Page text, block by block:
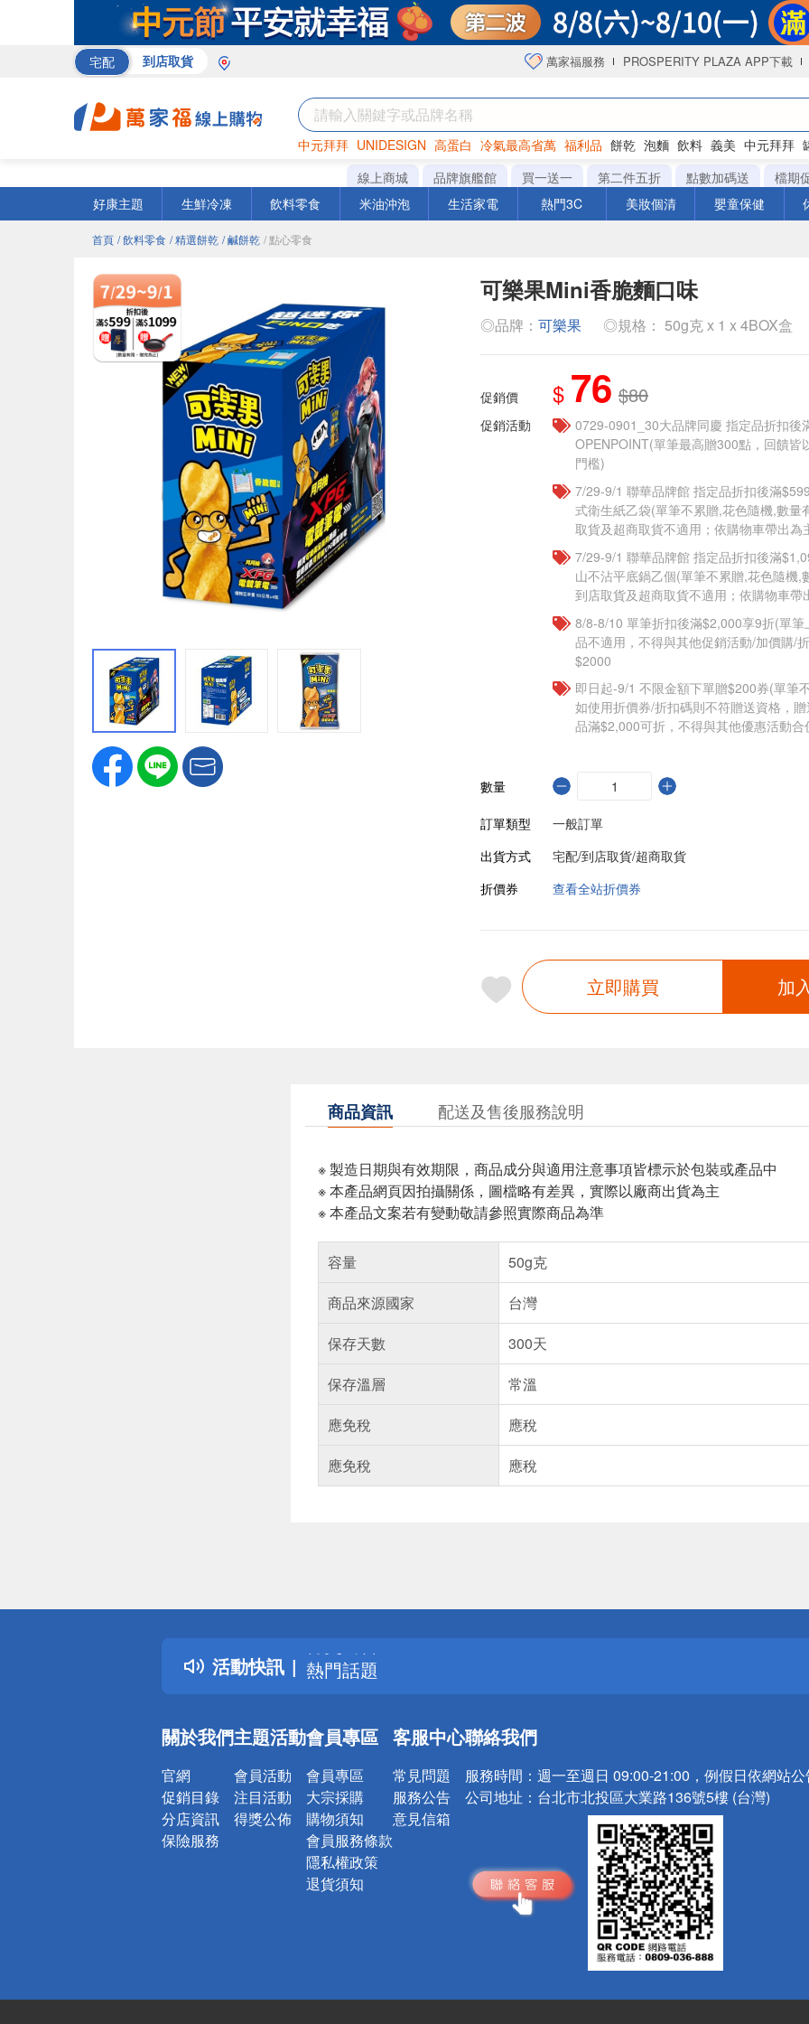
宅配 到店取貨 萬家福服務 PROSPERITY PLAZA APP下載
中元拜拜 UNIDESIGN 高蛋白 冷氣最高省萬 福利品 餅乾 泡麵 飲料 義美 中元拜拜
巧克力 衛生紙 咖啡
線上商城 品牌旗艦館 買一送一 第二件五折 點數加碼送
檔期
好康主題
生鮮冷凍 飲料零食 米油沖泡 生活家電 熱門3C 美妝個清 嬰童保健
首頁 / 飲料零食 / 精選餅乾 / 鹹餅乾 / 點心零食
可樂果Mini香脆麵口味
◎品牌： 可樂果 ◎規格： 50g克 x 1 x 4BOX盒
促銷價 $ 76 $80
促銷活動
0729-0901_30大品牌同慶 指定品折扣後
OPENPOINT(單筆最高贈300點，回饋皆
門檻)
7/29-9/1 聯華品牌館 指定品折扣後滿
式衛生紙乙袋(單筆不累贈,花色隨機,數量
取貨及超商取貨不適用；依購物車帶出為
7/29-9/1 聯華品牌館 指定品折扣後滿
山不沾平底鍋乙個(單筆不累贈,花色隨機,
到店取貨及超商取貨不適用；依購物車帶
8/8-8/10 單筆折扣後滿$2,000享9折(單
品不適用，不得與其他促銷活動/加價購/
$2000
即日起-9/1 不限金額下單贈$200券(單筆
如使用折價券/折扣碼則不符贈送資格，
品滿$2,000可折，不得與其他優惠活動合
數量
訂單類型
一般訂單
出貨方式
宅配/到店取貨/超商取貨
折價券
查看全站折價券
立即購買 加
商品資訊 配送及售後服務說明
※ 製造日期與有效期限，商品成分與適用注意事項皆標示於包裝或產品中
※ 本產品網頁因拍攝關係，圖檔略有差異，實際以廠商出貨為主
※ 本產品文案若有變動敬請參照實際商品為準
容量
50g克
商品來源國家
台灣
保存天數
300天
保存溫層
常溫
應免稅
應稅
應免稅
應稅
活動快訊
詐騙網頁！請小心！
得獎公告
熱門話題
銀行優惠
詐騙網頁！請小心！
關於我們
官網
促銷目錄
分店資訊
保險服務
主題活動
會員活動
注目活動
得獎公佈
會員專區
會員專區
大宗採購
購物須知
會員服務條款
隱私權政策
退貨須知
客服中心
常見問題
服務公告
意見信箱
聯絡我們
服務時間： 週一至週日 09:00-21:00，例假日依網站
公司地址： 台北市北投區大業路136號5樓 (台灣)